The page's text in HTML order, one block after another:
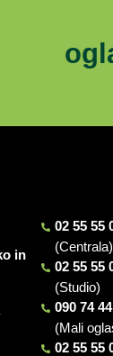
in
02 55 55
(Centrala)
02 55 55
(Studio)
090 74 44
(Mali
02 55 55